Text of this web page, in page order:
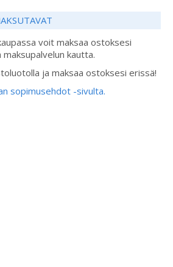
voit maksaa ostoksesi
kautta.
ja maksaa ostoksesi erissä!
sopimusehdot -sivulta.